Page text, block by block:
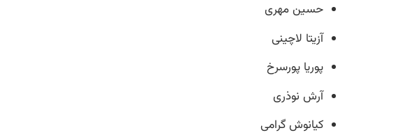
حسین مهری
آزیتا لاچینی
پوریا پورسرخ
آرش نوذری
کیانوش گرامی